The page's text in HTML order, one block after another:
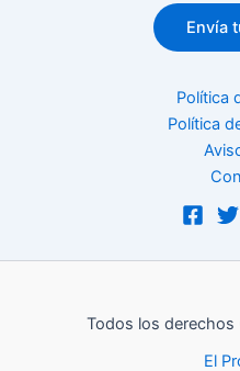
Envía
Política
Política
Todos los
El